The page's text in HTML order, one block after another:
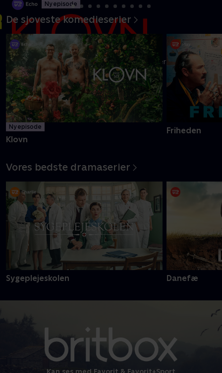
Ny episode
Danmarks pinligste makkerpar Frank og Casper navigerer livet
med tvivlsom succes
Mere info
De sjoveste komedieserier
Ny episode
Klovn
Friheden
Vores bedste dramaserier
Sygeplejeskolen Danefæ